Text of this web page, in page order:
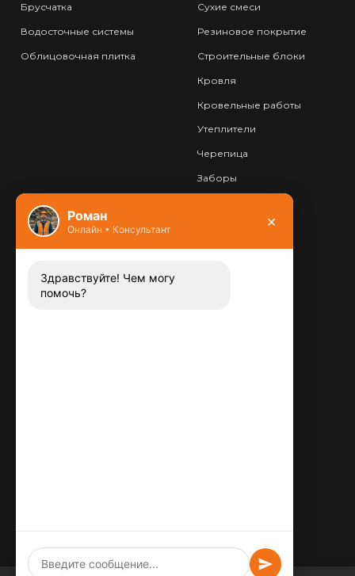
Брусчатка
Водосточные системы
Облицовочная плитка
Сухие смеси
Резиновое покрытие
Строительные блоки
Кровля
Кровельные работы
Утеплители
Черепица
Заборы
Контакты
Заказать звонок
Роман
Онлайн • Консультант ×
Здравствуйте! Чем могу
помочь?